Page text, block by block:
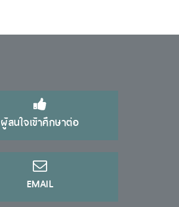
ผู้สนใจเข้าศึกษาต่อ
EMAIL